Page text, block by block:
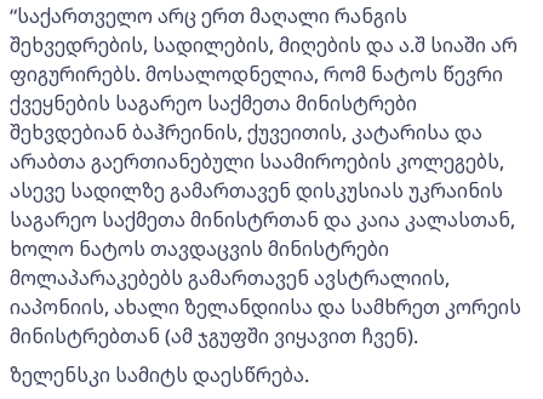
“საქართველო არც ერთ მაღალი რანგის
შეხვედრების, სადილების, მიღების და ა.შ სიაში არ
ფიგურირებს. მოსალოდნელია, რომ ნატოს წევრი
ქვეყნების საგარეო საქმეთა მინისტრები
შეხვდებიან ბაჰრეინის, ქუვეითის, კატარისა და
არაბთა გაერთიანებული საამიროების კოლეგებს,
ასევე სადილზე გამართავენ დისკუსიას უკრაინის
საგარეო საქმეთა მინისტრთან და კაია კალასთან,
ხოლო ნატოს თავდაცვის მინისტრები
მოლაპარაკებებს გამართავენ ავსტრალიის,
იაპონიის, ახალი ზელანდიისა და სამხრეთ კორეის
მინისტრებთან (ამ ჯგუფში ვიყავით ჩვენ).
ზელენსკი სამიტს დაესწრება.